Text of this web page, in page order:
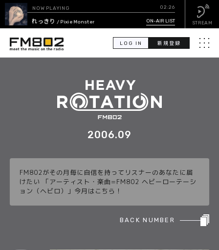
LOG IN 新規登録 メニ
索
GUEST CALENDAR
EVENT CALENDAR
NOW PLAYING 02:26
これっきり/ Pixie Monster ON-AIR LIST STREAM
2006.09
FM802がその月毎に自信を持ってリスナーのあなたに届
けたい 「アーティスト・楽曲=FM802 ヘビーローテーシ
ョン（ヘビロ）」今月はこちら！
BACK NUMBER